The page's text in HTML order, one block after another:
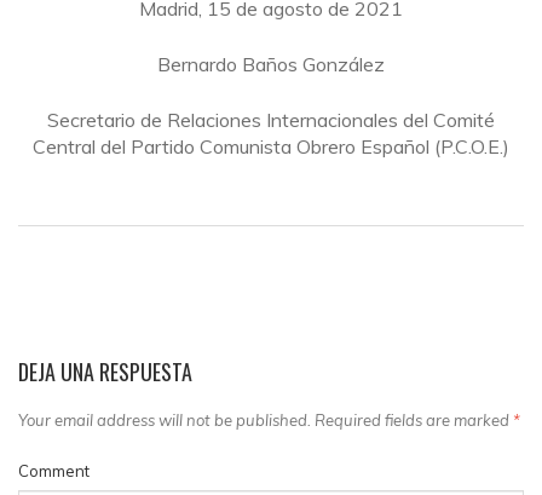
Madrid, 15 de agosto de 2021
Bernardo Baños González
Secretario de Relaciones Internacionales del Comité
Central del Partido Comunista Obrero Español (P.C.O.E.)
DEJA UNA RESPUESTA
Your email address will not be published. Required fields are marked *
Comment